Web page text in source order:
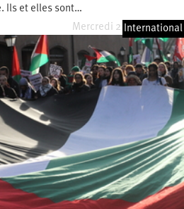
Ils et elles sont…
Mercredi 2 octobre 2024
International